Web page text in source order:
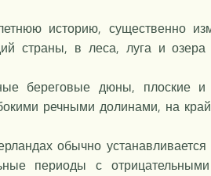
историю, существенно
страны, в леса, луга и
береговые дюны, плоские и
речными долинами, на
обычно устанавливается
периоды с отрицательными